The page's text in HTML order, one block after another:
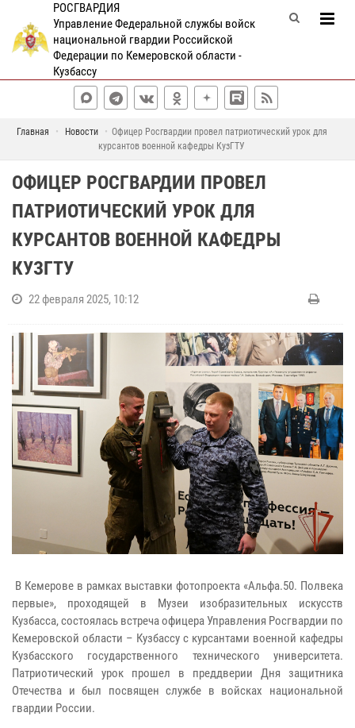
РОСГВАРДИЯ
Управление Федеральной службы войск
национальной гвардии Российской
Федерации по Кемеровской области -
Кузбассу
Главная Новости
Офицер Росгвардии провел патриотический урок для
курсантов военной кафедры КузГТУ
ОФИЦЕР РОСГВАРДИИ ПРОВЕЛ
ПАТРИОТИЧЕСКИЙ УРОК ДЛЯ
КУРСАНТОВ ВОЕННОЙ КАФЕДРЫ
КУЗГТУ
22 февраля 2025, 10:12
В Кемерове в рамках выставки фотопроекта «Альфа.50. Полвека
первые», проходящей в Музеи изобразительных искусств
Кузбасса, состоялась встреча офицера Управления Росгвардии по
Кемеровской области – Кузбассу с курсантами военной кафедры
Кузбасского государственного технического университета.
Патриотический урок прошел в преддверии Дня защитника
Отечества и был посвящен службе в войсках национальной
гвардии России.